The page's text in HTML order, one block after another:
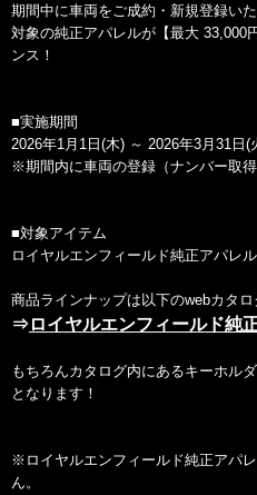
期間中に車両をご成約・新規登録いた
対象の純正アパレルが【最大 33,000
ンス！
■実施期間
2026年1月1日(木) ～ 2026年3月31日(
※期間内に車両の登録（ナンバー取得
■対象アイテム
ロイヤルエンフィールド純正アパレル
商品ラインナップは以下のwebカタロ
⇒ロイヤルエンフィールド純
もちろんカタログ内にあるキーホル
となります！
※ロイヤルエンフィールド純正アパ
ん。